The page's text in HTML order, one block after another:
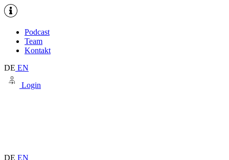
Podcast
Team
Kontakt
DE EN
Login
DE EN